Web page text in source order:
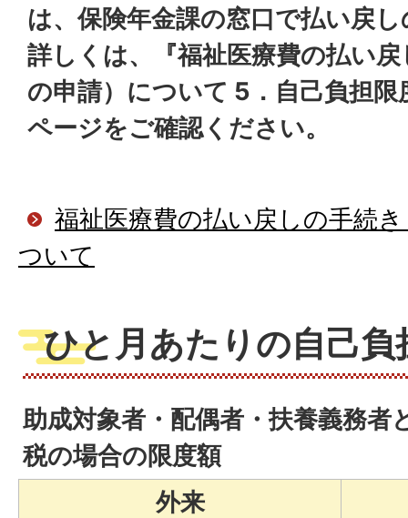
は、保険年金課の窓口で払い戻
詳しくは、『福祉医療費の払い
の申請）について 5．自己負担
ページをご確認ください。
福祉医療費の払い戻しの手続
ついて
ひと月あたりの自己負
助成対象者・配偶者・扶養義務者
税の場合の限度額
外来